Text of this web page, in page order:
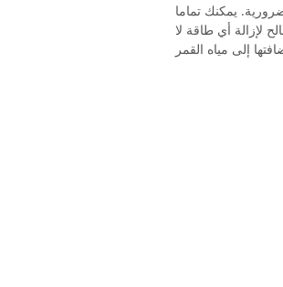
يمكنك تماما
لإزالة أي طاقة لا